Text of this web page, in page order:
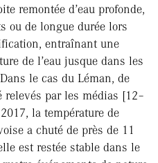
remontée d’eau profonde,
ou de longue durée lors
entraînant une
de l’eau jusque dans les
le cas du Léman, de
par les médias [12–
la température de
a chuté de près de 11
est restée stable dans le